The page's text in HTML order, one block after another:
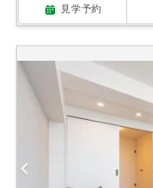
見学予約